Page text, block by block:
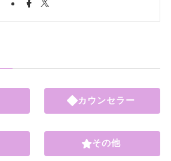
カウンセラー
その他